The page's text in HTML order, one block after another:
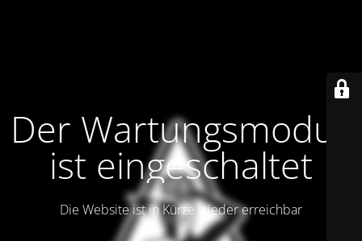
Der Wartungsmodus
ist eingeschaltet
Die Website ist in Kürze wieder erreichbar